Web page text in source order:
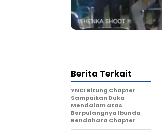
Berita Terkait
YNCI Bitung Chapter
Sampaikan Duka
Mendalam atas
Berpulangnya Ibunda
Bendahara Chapter